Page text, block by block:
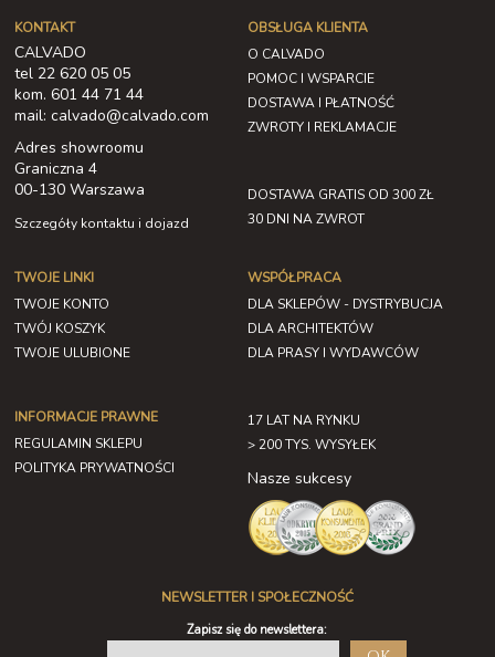
KONTAKT
CALVADO
tel 22 620 05 05
kom. 601 44 71 44
mail: calvado@calvado.com
Adres showroomu
Graniczna 4
00-130 Warszawa
Szczegóły kontaktu i dojazd
OBSŁUGA KLIENTA
O CALVADO
POMOC I WSPARCIE
DOSTAWA I PŁATNOŚĆ
ZWROTY I REKLAMACJE
DOSTAWA GRATIS OD 300 ZŁ
30 DNI NA ZWROT
TWOJE LINKI
TWOJE KONTO
TWÓJ KOSZYK
TWOJE ULUBIONE
INFORMACJE PRAWNE
REGULAMIN SKLEPU
POLITYKA PRYWATNOŚCI
WSPÓŁPRACA
DLA SKLEPÓW - DYSTRYBUCJA
DLA ARCHITEKTÓW
DLA PRASY I WYDAWCÓW
17 LAT NA RYNKU
> 200 TYS. WYSYŁEK
Nasze sukcesy
NEWSLETTER I SPOŁECZNOŚĆ
Zapisz się do newslettera: